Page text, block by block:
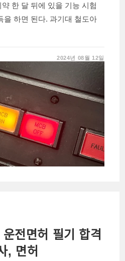
한 달 뒤에 있을 기능 시험
을 하면 된다. 과기대 철도아
2024년 08월 12일
필기 합격
면허